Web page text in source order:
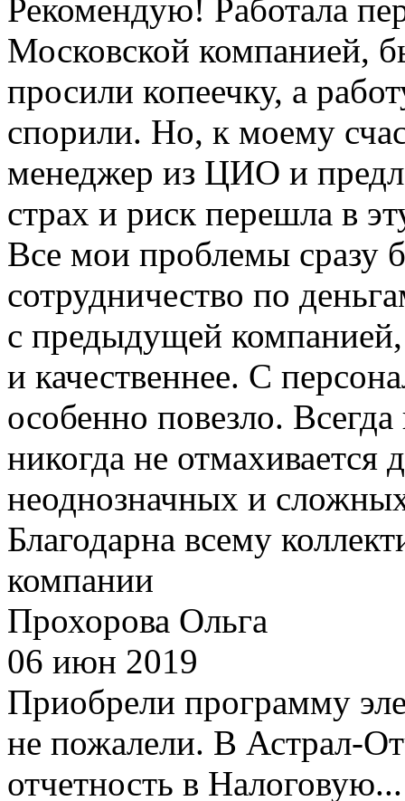
Рекомендую! Работала
Московской компанией,
просили копеечку, а
спорили. Но, к моему
менеджер из ЦИО и
страх и риск перешла в
Все мои проблемы сразу
сотрудничество по
с предыдущей компанией,
и качественнее. С
особенно повезло.
никогда не отмахивается
неоднозначных и
Благодарна всему
компании
Прохорова Ольга
06 июн 2019
Приобрели программу
не пожалели. В Астрал-
отчетность в Налоговую...